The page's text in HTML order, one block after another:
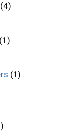
(4)
(1)
(1)